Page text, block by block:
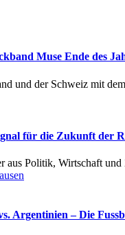
Muse Ende des
und der Schweiz mit
für die Zukunft der
aus Politik, Wirtschaft
Argentinien – Die